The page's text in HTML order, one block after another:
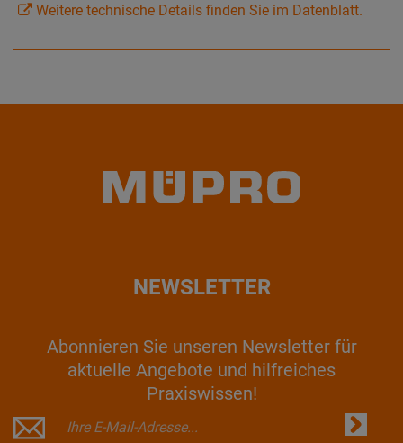
Weitere technische Details finden Sie im Datenblatt.
NEWSLETTER
Abonnieren Sie unseren Newsletter für
aktuelle Angebote und hilfreiches
Praxiswissen!